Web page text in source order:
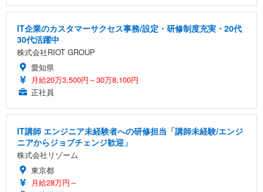
IT企業のカスタマーサクセス事務/設定・研修制度充実・20代
30代活躍中
株式会社RIOT GROUP
愛知県
月給20万3,500円～30万8,100円
正社員
IT講師 エンジニア未経験者への研修担当「講師未経験/エンジ
ニアからジョブチェンジ歓迎」
株式会社リゾーム
東京都
月給28万円～